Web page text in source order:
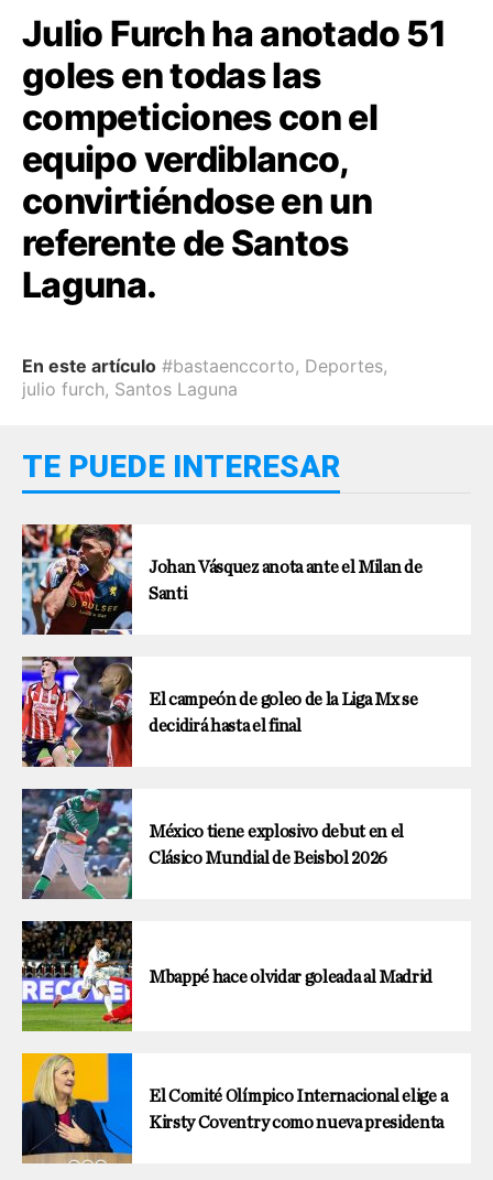
Julio Furch ha anotado 51
goles en todas las
competiciones con el
equipo verdiblanco,
convirtiéndose en un
referente de Santos
Laguna.
En este artículo #bastaenccorto, Deportes,
julio furch, Santos Laguna
TE PUEDE INTERESAR
Johan Vásquez anota ante el Milan de
Santi
El campeón de goleo de la Liga Mx se
decidirá hasta el final
México tiene explosivo debut en el
Clásico Mundial de Beisbol 2026
Mbappé hace olvidar goleada al Madrid
El Comité Olímpico Internacional elige a
Kirsty Coventry como nueva presidenta